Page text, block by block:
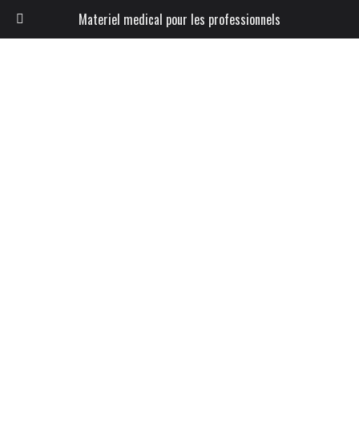
Materiel medical pour les professionnels